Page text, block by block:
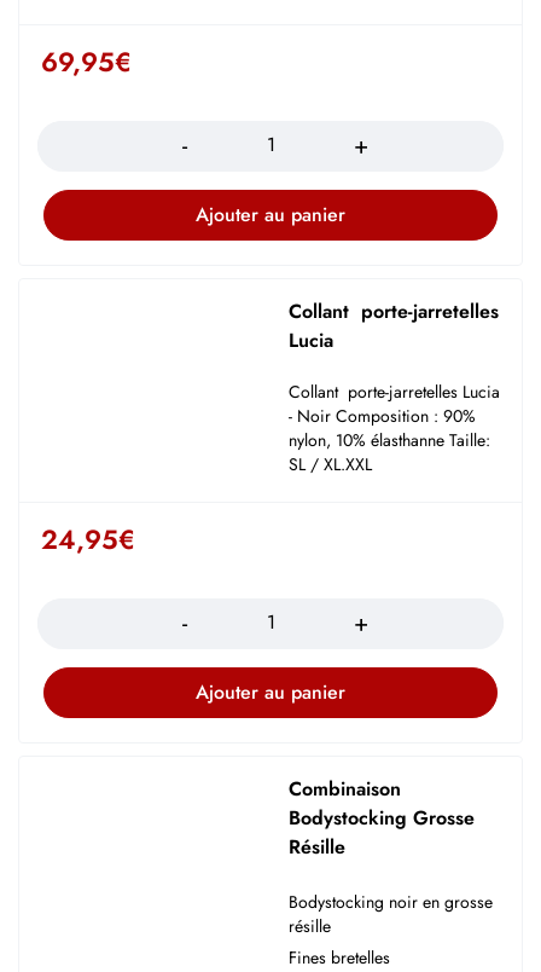
69,95€
Ajouter au panier
Collant porte-jarretelles
Lucia
Collant porte-jarretelles Lucia
- Noir Composition : 90%
nylon, 10% élasthanne Taille:
SL / XL.XXL
24,95€
Ajouter au panier
Combinaison
Bodystocking Grosse
Résille
Bodystocking noir en grosse
résille
Fines bretelles